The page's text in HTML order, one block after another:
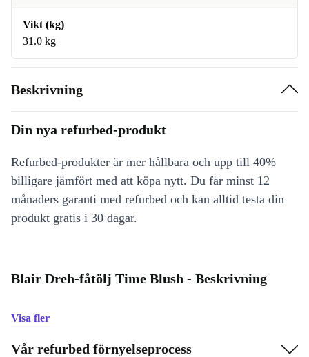
Vikt (kg)
31.0 kg
Beskrivning
Din nya refurbed-produkt
Refurbed-produkter är mer hållbara och upp till 40%
billigare jämfört med att köpa nytt. Du får minst 12
månaders garanti med refurbed och kan alltid testa din
produkt gratis i 30 dagar.
Blair Dreh-fåtölj Time Blush - Beskrivning
Visa fler
Vår refurbed förnyelseprocess